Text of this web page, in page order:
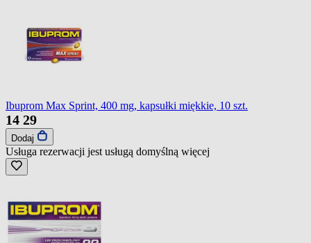
Ibuprom Max Sprint, 400 mg, kapsułki miękkie, 10 szt.
14 29
Dodaj
Usługa rezerwacji jest usługą domyślną więcej